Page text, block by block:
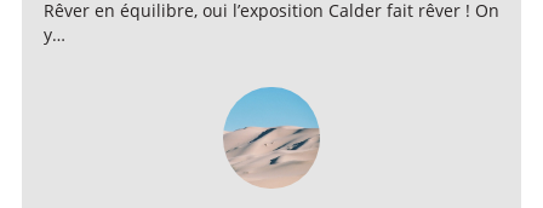
Rêver en équilibre, oui l’exposition Calder fait rêver ! On
y…